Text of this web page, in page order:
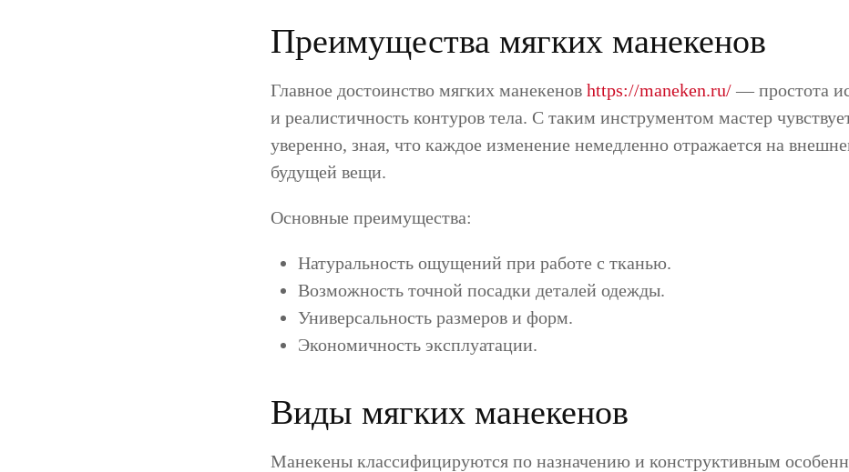
Преимущества мягких манекенов
Главное достоинство мягких манекенов https://maneken.ru/ — простота
и реалистичность контуров тела. С таким инструментом мастер
уверенно, зная, что каждое изменение немедленно отражается на
будущей вещи.
Основные преимущества:
Натуральность ощущений при работе с тканью.
Возможность точной посадки деталей одежды.
Универсальность размеров и форм.
Экономичность эксплуатации.
Виды мягких манекенов
Манекены классифицируются по назначению и конструктивным